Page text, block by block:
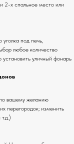
2-х спальное место или
уголка под печь,
любое количество
установить уличный фонарь
вашему желанию
перегородок; изменить